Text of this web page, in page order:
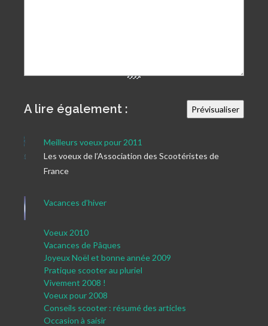
A lire également :
Meilleurs voeux pour 2011
Les voeux de l’Association des Scootéristes de
France
Vacances d’hiver
Voeux 2010
Vacances de Pâques
Joyeux Noël et bonne année 2009
Pratique scooter au pluriel
Vivement 2008 !
Voeux pour 2008
Conseils scooter : résumé des articles
Occasion à saisir